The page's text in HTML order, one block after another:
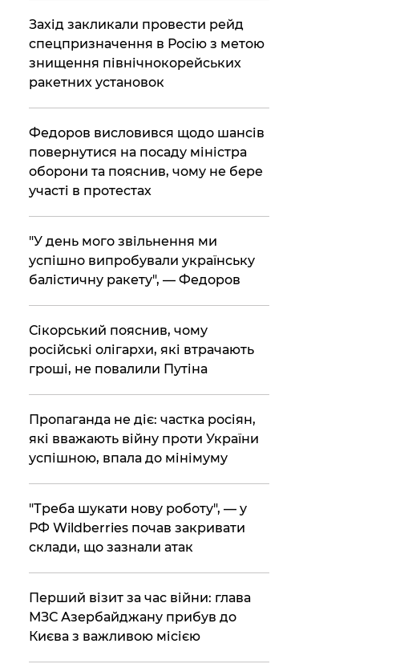
​Захід закликали провести рейд
спецпризначення в Росію з метою
знищення північнокорейських
ракетних установок
​Федоров висловився щодо шансів
повернутися на посаду міністра
оборони та пояснив, чому не бере
участі в протестах
​"У день мого звільнення ми
успішно випробували українську
балістичну ракету", — Федоров
​Сікорський пояснив, чому
російські олігархи, які втрачають
гроші, не повалили Путіна
​Пропаганда не діє: частка росіян,
які вважають війну проти України
успішною, впала до мінімуму
​"Треба шукати нову роботу", — у
РФ Wildberries почав закривати
склади, що зазнали атак
​Перший візит за час війни: глава
МЗС Азербайджану прибув до
Києва з важливою місією